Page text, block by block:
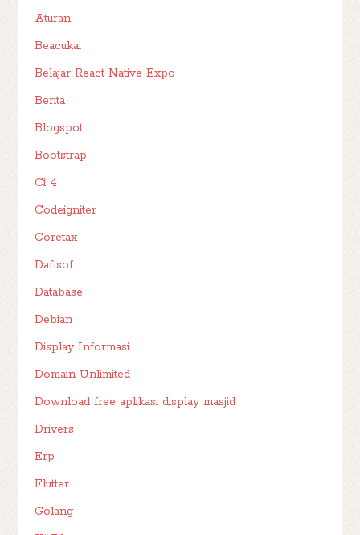
Aturan
Beacukai
Belajar React Native Expo
Berita
Blogspot
Bootstrap
Ci 4
Codeigniter
Coretax
Dafisof
Database
Debian
Display Informasi
Domain Unlimited
Download free aplikasi display masjid
Drivers
Erp
Flutter
Golang